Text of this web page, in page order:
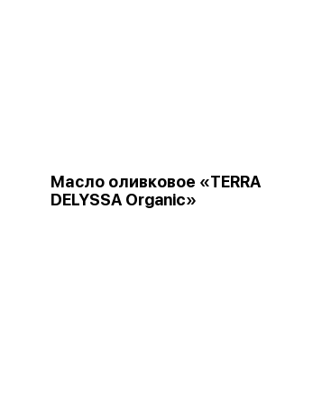
Масло оливковое «TERRA
DELYSSA Organic»